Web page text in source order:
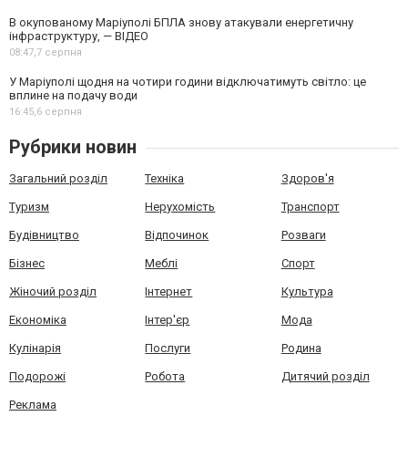
В окупованому Маріуполі БПЛА знову атакували енергетичну
інфраструктуру, — ВІДЕО
08:47,7 серпня
У Маріуполі щодня на чотири години відключатимуть світло: це
вплине на подачу води
16:45,6 серпня
Рубрики новин
Загальний розділ Техніка Здоров'я
Туризм Нерухомість Транспорт
Будівництво Відпочинок Розваги
Бізнес Меблі Спорт
Жіночий розділ Інтернет Культура
Економіка Інтер'єр Мода
Кулінарія Послуги Родина
Подорожі Робота Дитячий розділ
Реклама